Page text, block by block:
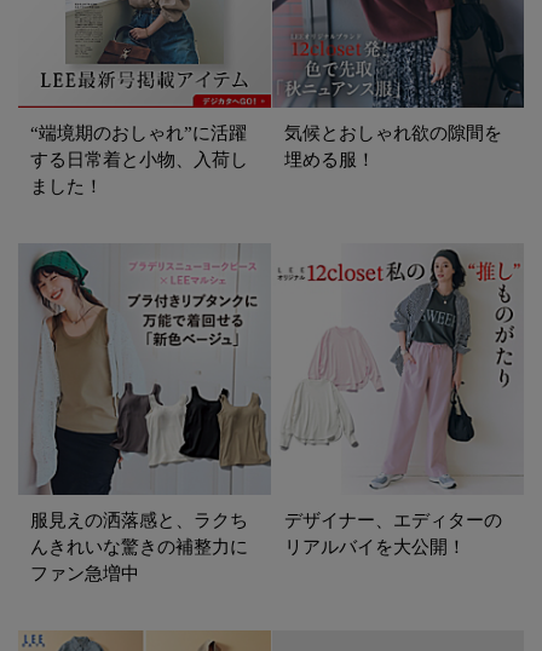
“端境期のおしゃれ”に活躍
する日常着と小物、入荷し
ました！
気候とおしゃれ欲の隙間を
埋める服！
服見えの洒落感と、ラクち
んきれいな驚きの補整力に
ファン急増中
デザイナー、エディターの
リアルバイを大公開！